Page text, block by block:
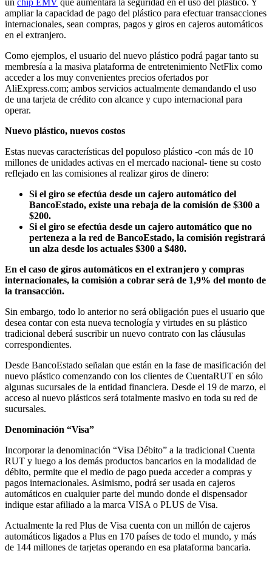
un chip EMV que aumentará la seguridad en el uso del plástico. Y
ampliar la capacidad de pago del plástico para efectuar transacciones
internacionales, sean compras, pagos y giros en cajeros automáticos
en el extranjero.
Como ejemplos, el usuario del nuevo plástico podrá pagar tanto su
membresía a la masiva plataforma de entretenimiento NetFlix como
acceder a los muy convenientes precios ofertados por
AliExpress.com; ambos servicios actualmente demandando el uso
de una tarjeta de crédito con alcance y cupo internacional para
operar.
Nuevo plástico, nuevos costos
Estas nuevas características del populoso plástico -con más de 10
millones de unidades activas en el mercado nacional- tiene su costo
reflejado en las comisiones al realizar giros de dinero:
Si el giro se efectúa desde un cajero automático del
BancoEstado, existe una rebaja de la comisión de $300 a
$200.
Si el giro se efectúa desde un cajero automático que no
perteneza a la red de BancoEstado, la comisión registrará
un alza desde los actuales $300 a $480.
En el caso de giros automáticos en el extranjero y compras
internacionales, la comisión a cobrar será de 1,9% del monto de
la transacción.
Sin embargo, todo lo anterior no será obligación pues el usuario que
desea contar con esta nueva tecnología y virtudes en su plástico
tradicional deberá suscribir un nuevo contrato con las cláusulas
correspondientes.
Desde BancoEstado señalan que están en la fase de masificación del
nuevo plástico comenzando con los clientes de CuentaRUT en sólo
algunas sucursales de la entidad financiera. Desde el 19 de marzo, el
acceso al nuevo plásticos será totalmente masivo en toda su red de
sucursales.
Denominación “Visa”
Incorporar la denominación “Visa Débito” a la tradicional Cuenta
RUT y luego a los demás productos bancarios en la modalidad de
débito, permite que el medio de pago pueda acceder a compras y
pagos internacionales. Asimismo, podrá ser usada en cajeros
automáticos en cualquier parte del mundo donde el dispensador
indique estar afiliado a la marca VISA o PLUS de Visa.
Actualmente la red Plus de Visa cuenta con un millón de cajeros
automáticos ligados a Plus en 170 países de todo el mundo, y más
de 144 millones de tarjetas operando en esa plataforma bancaria.